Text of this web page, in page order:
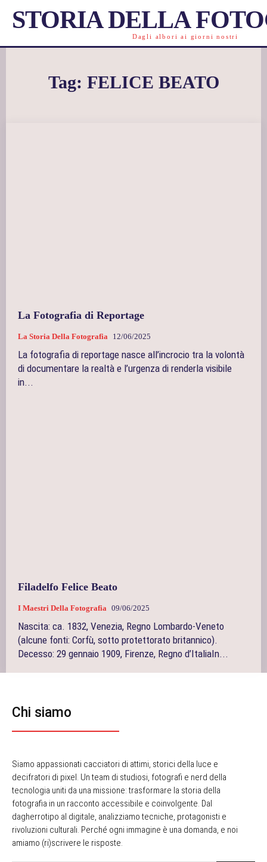
STORIA DELLA
Dagli albori ai giorni nostri
Tag: FELICE BEATO
La Fotografia di Reportage
La Storia Della Fotografia 12/06/2025
La fotografia di reportage nasce all’incrocio tra la volontà
di documentare la realtà e l’urgenza di renderla visibile
in...
Filadelfo Felice Beato
I Maestri Della Fotografia 09/06/2025
Nascita: ca. 1832, Venezia, Regno Lombardo‑Veneto
(alcune fonti: Corfù, sotto protettorato britannico).
Decesso: 29 gennaio 1909, Firenze, Regno d’ItaliaIn...
Chi siamo
Siamo appassionati cacciatori di attimi, storici della luce e
decifratori di pixel. Un team di studiosi, fotografi e nerd della
tecnologia uniti da una missione: trasformare la storia della
fotografia in un racconto accessibile e coinvolgente. Dal
dagherrotipo al digitale, analizziamo tecniche, protagonisti e
rivoluzioni culturali. Perché ogni immagine è una domanda, e noi
amiamo (ri)scrivere le risposte.